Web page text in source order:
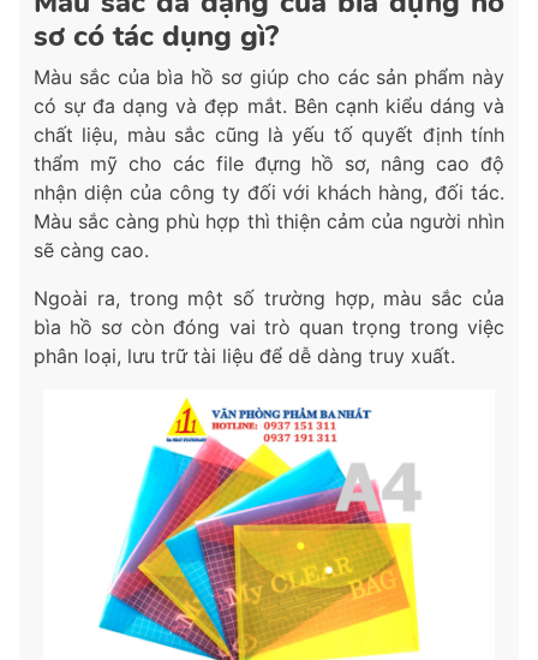
sơ có tác dụng gì?
Màu sắc của bìa hồ sơ giúp cho các sản phẩm này
có sự đa dạng và đẹp mắt. Bên cạnh kiểu dáng và
chất liệu, màu sắc cũng là yếu tố quyết định tính
thẩm mỹ cho các file đựng hồ sơ, nâng cao độ
nhận diện của công ty đối với khách hàng, đối tác.
Màu sắc càng phù hợp thì thiện cảm của người nhìn
sẽ càng cao.
Ngoài ra, trong một số trường hợp, màu sắc của
bìa hồ sơ còn đóng vai trò quan trọng trong việc
phân loại, lưu trữ tài liệu để dễ dàng truy xuất.